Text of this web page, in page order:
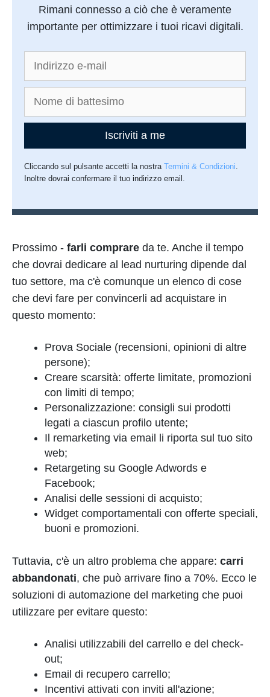
Rimani connesso a ciò che è veramente
importante per ottimizzare i tuoi ricavi digitali.
Iscriviti a me
Cliccando sul pulsante accetti la nostraTermini & Condizioni.
Inoltre dovrai confermare il tuo indirizzo email.
Prossimo - farli comprare da te. Anche il tempo
che dovrai dedicare al lead nurturing dipende dal
tuo settore, ma c'è comunque un elenco di cose
che devi fare per convincerli ad acquistare in
questo momento:
Prova Sociale (recensioni, opinioni di altre
persone);
Creare scarsità: offerte limitate, promozioni
con limiti di tempo;
Personalizzazione: consigli sui prodotti
legati a ciascun profilo utente;
Il remarketing via email li riporta sul tuo sito
web;
Retargeting su Google Adwords e
Facebook;
Analisi delle sessioni di acquisto;
Widget comportamentali con offerte speciali,
buoni e promozioni.
Tuttavia, c'è un altro problema che appare: carri
abbandonati, che può arrivare fino a 70%. Ecco le
soluzioni di automazione del marketing che puoi
utilizzare per evitare questo:
Analisi utilizzabili del carrello e del check-
out;
Email di recupero carrello;
Incentivi attivati con inviti all'azione;